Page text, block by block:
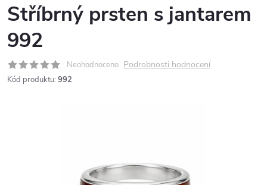
Stříbrný prsten s jantarem
992
Neohodnoceno Podrobnosti hodnocení
Kód produktu: 992